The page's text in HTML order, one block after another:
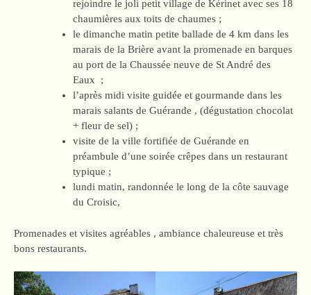
rejoindre le joli petit village de Kérinet avec ses 18
chaumières aux toits de chaumes ;
le dimanche matin petite ballade de 4 km dans les
marais de la Brière avant la promenade en barques
au port de la Chaussée neuve de St André des
Eaux ;
l’après midi visite guidée et gourmande dans les
marais salants de Guérande , (dégustation chocolat
+ fleur de sel) ;
visite de la ville fortifiée de Guérande en
préambule d’une soirée crêpes dans un restaurant
typique ;
lundi matin, randonnée le long de la côte sauvage
du Croisic,
Promenades et visites agréables , ambiance chaleureuse et très
bons restaurants.